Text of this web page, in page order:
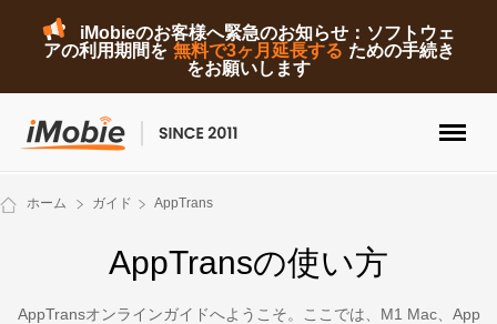
iMobieのお客様へ緊急のお知らせ：ソフトウェ
アの利用期間を 無料で3ヶ月延長する ための手続き
をお願いします
ロック解除&データ復元
データ転送
マルチメディア
ホーム ガイド AppTrans
AppTransの使い方
AppTransオンラインガイドへようこそ。ここでは、M1 Mac、App